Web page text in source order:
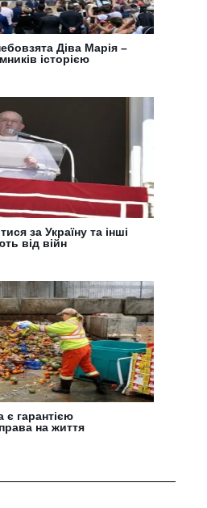
Діва Марія –
історією
за Україну та інші
від війн
є гарантією
на життя